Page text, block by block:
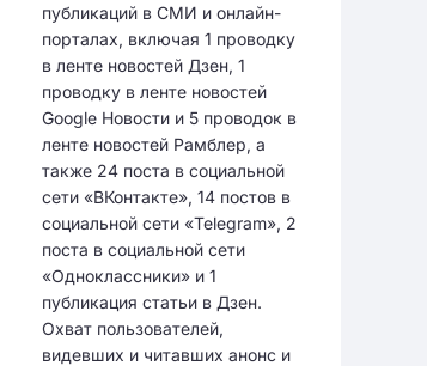
публикаций в СМИ и онлайн-
порталах, включая 1 проводку
в ленте новостей Дзен, 1
проводку в ленте новостей
Google Новости и 5 проводок в
ленте новостей Рамблер, а
также 24 поста в социальной
сети «ВКонтакте», 14 постов в
социальной сети «Telegram», 2
поста в социальной сети
«Одноклассники» и 1
публикация статьи в Дзен.
Охват пользователей,
видевших и читавших анонс и